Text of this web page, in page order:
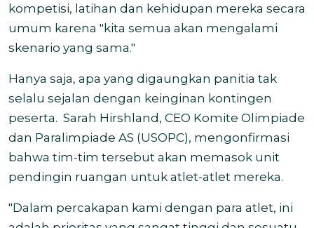
kompetisi, latihan dan kehidupan mereka secara
umum karena "kita semua akan mengalami
skenario yang sama."
Hanya saja, apa yang digaungkan panitia tak
selalu sejalan dengan keinginan kontingen
peserta. Sarah Hirshland, CEO Komite Olimpiade
dan Paralimpiade AS (USOPC), mengonfirmasi
bahwa tim-tim tersebut akan memasok unit
pendingin ruangan untuk atlet-atlet mereka.
"Dalam percakapan kami dengan para atlet, ini